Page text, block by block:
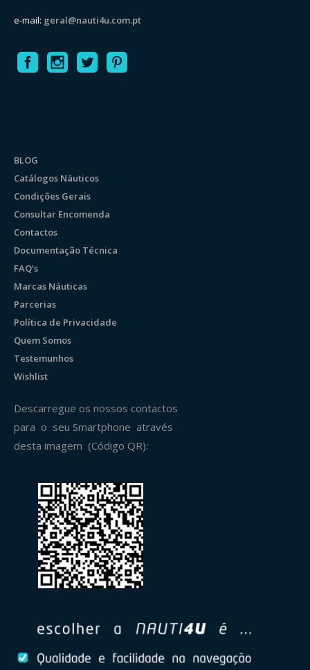
e-mail: geral@nauti4u.com.pt
BLOG
Catálogos Náuticos
Condições Gerais
Consultar Encomenda
Contactos
Documentação Técnica
FAQ’s
Marcas Náuticas
Parcerias
Política de Privacidade
Quem Somos
Testemunhos
Wishlist
Descarregue os nossos contactos
para o seu Smartphone através
desta imagem (Código QR):